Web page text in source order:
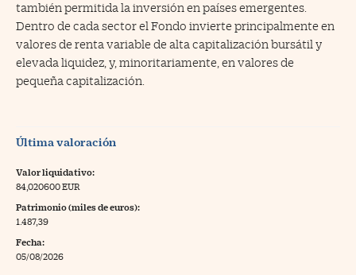
también permitida la inversión en países emergentes.
Dentro de cada sector el Fondo invierte principalmente en
valores de renta variable de alta capitalización bursátil y
elevada liquidez, y, minoritariamente, en valores de
pequeña capitalización.
Última valoración
Valor liquidativo:
84,020600 EUR
Patrimonio (miles de euros):
1.487,39
Fecha:
05/08/2026